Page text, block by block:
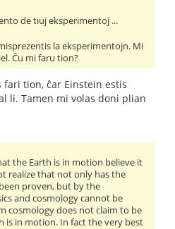
de tiuj eksperimentoj ...
la eksperimentojn. Mi
Ĉu mi faru tion?
fari tion, ĉar Einstein estis
li. Tamen mi volas doni plian
the Earth is in motion believe it
realize that not only has the
proven, but by the
and cosmology cannot be
cosmology does not claim to be
is in motion. In fact the very best